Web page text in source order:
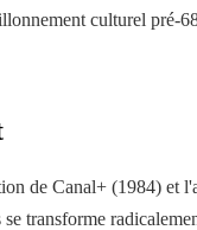
culturel pré-
de Canal+ (1984)
transforme